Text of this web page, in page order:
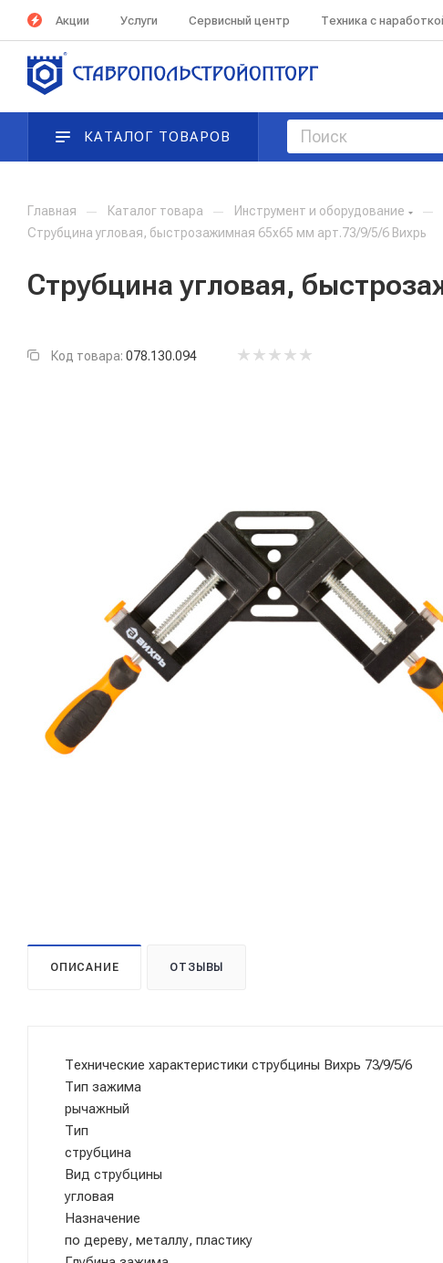
Акции Услуги Сервисный центр Техника с
КАТАЛОГ ТОВАРОВ
Главная — Каталог товара — Инструмент и оборудование —
Струбцина угловая, быстрозажимная 65х65 мм арт.73/9/5/6 Вихрь
Струбцина угловая,
Код товара: 078.130.094
ОПИСАНИЕ ОТЗЫВЫ
Технические характеристики струбцины Вихрь 73/9/5/6
Тип зажима
рычажный
Тип
струбцина
Вид струбцины
угловая
Назначение
по дереву, металлу, пластику